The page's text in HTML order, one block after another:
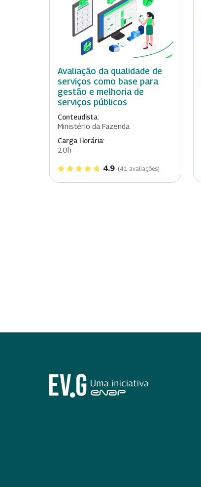
Avaliação da qualidade de
serviços como base para
gestão e melhoria de
serviços públicos
Conteudista:
Ministério da Fazenda
Carga Horária:
20h
4.9 (41 avaliações)